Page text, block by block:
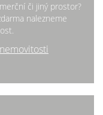
či jiný prostor?
nalezneme